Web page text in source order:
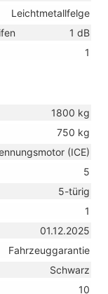
Leichtmetallfelge
1 dB
1
1800 kg
750 kg
(ICE)
5
5-türig
1
01.12.2025
Fahrzeuggarantie
Schwarz
10